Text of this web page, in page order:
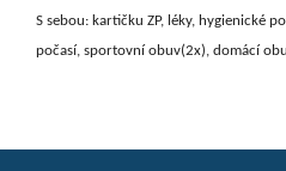
S sebou: kartičku ZP, léky, hygienické
počasí, sportovní obuv(2x), domácí